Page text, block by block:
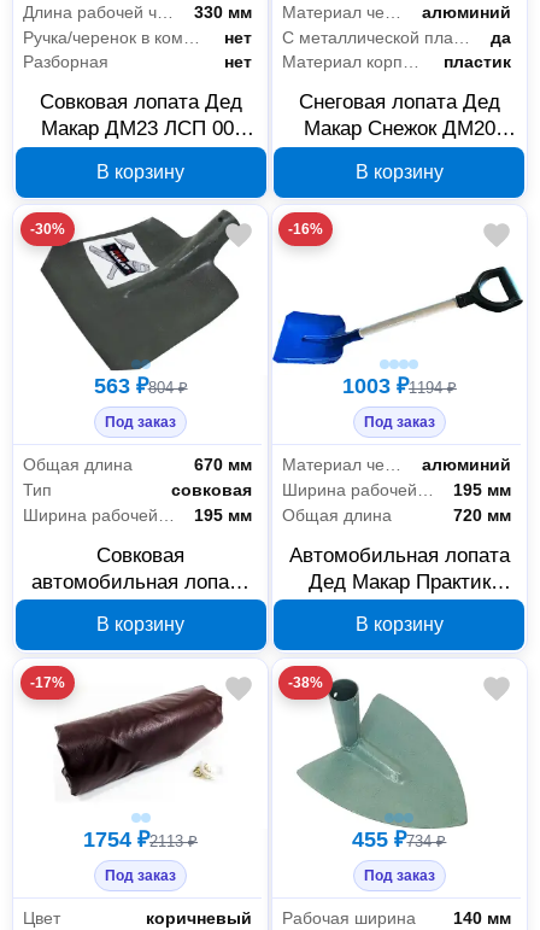
330 мм
нет
Разборная
нет
Совковая лопата Дед
Макар ДМ23 ЛСП 00-
В корзину
алюминий
да
Материал корпуса
пластик
Снеговая лопата Дед
Макар Снежок ДМ20
В корзину
-30%
563 ₽804 ₽
Под заказ
Общая длина
670 мм
Тип
совковая
195 мм
Совковая
автомобильная лопата
00014670
В корзину
-16%
1003 ₽1194 ₽
Под заказ
Материал черенка
алюминий
Ширина рабочей части
195 мм
Общая длина
720 мм
Автомобильная лопата
Дед Макар Практик
00014664
В корзину
-17%
1754 ₽2113 ₽
Под заказ
Цвет
коричневый
-38%
455 ₽734 ₽
Под заказ
Рабочая ширина
140 мм